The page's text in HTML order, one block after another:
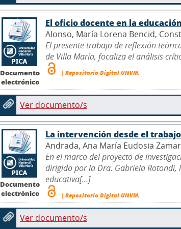
Documento
electrónico
El oficio docente en la
Alonso, María Lorena Bencid,
El presente trabajo de reflexión
de Villa María, focaliza el análisis
| Repositorio Digital UNVM.
Ver documento/s
Documento
electrónico
La intervención desde el
Andrada, Ana María Eudosia
En el marco del proyecto de
dirigido por la Dra. Gabriela
educativa[...]
| Repositorio Digital UNVM.
Ver documento/s